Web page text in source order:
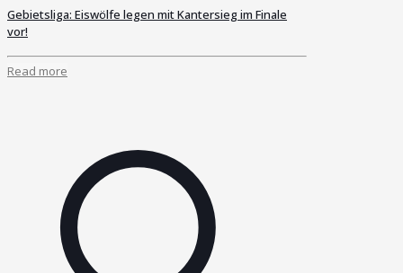
Gebietsliga: Eiswölfe legen mit Kantersieg im Finale
vor!
Read more